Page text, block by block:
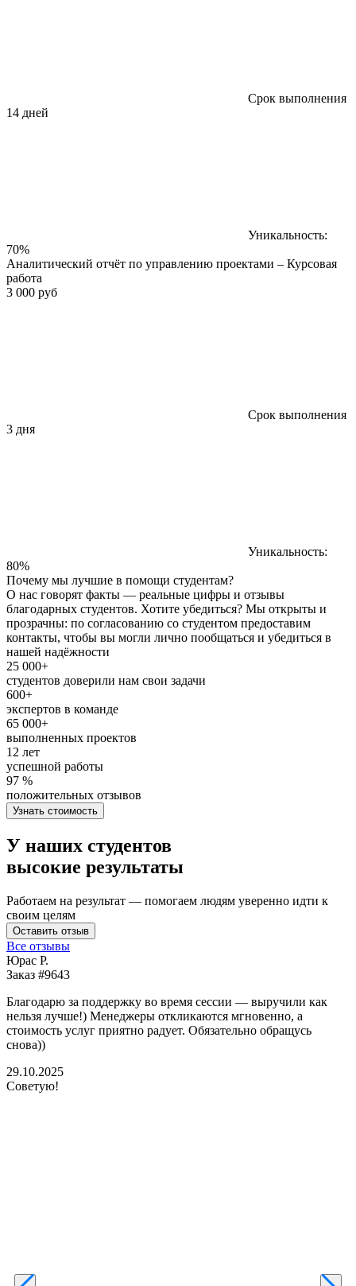
Срок выполнения
14 дней
Уникальность:
70%
Аналитический отчёт по управлению проектами – Курсовая
работа
3 000 руб
Срок выполнения
3 дня
Уникальность:
80%
Почему мы лучшие в помощи студентам?
О нас говорят факты — реальные цифры и отзывы
благодарных студентов. Хотите убедиться? Мы открыты и
прозрачны: по согласованию со студентом предоставим
контакты, чтобы вы могли лично пообщаться и убедиться в
нашей надёжности
25 000+
студентов доверили нам свои задачи
600+
экспертов в команде
65 000+
выполненных проектов
12 лет
успешной работы
97 %
положительных отзывов
Узнать стоимость
У наших студентов
высокие результаты
Работаем на результат — помогаем людям уверенно идти к
своим целям
Оставить отзыв
Все отзывы
Юрас Р.
Заказ #9643
Благодарю за поддержку во время сессии — выручили как
нельзя лучше!) Менеджеры откликаются мгновенно, а
стоимость услуг приятно радует. Обязательно обращусь
снова))
29.10.2025
Советую!